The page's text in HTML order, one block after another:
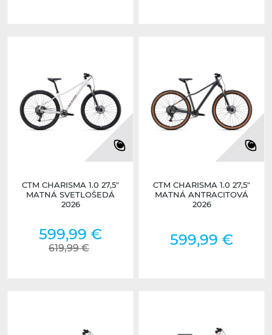
CTM CHARISMA 1.0 27,5"
MATNÁ SVETLOŠEDÁ
2026
599,99 €
619,99 €
CTM CHARISMA 1.0 27,5"
MATNÁ ANTRACITOVÁ
2026
599,99 €